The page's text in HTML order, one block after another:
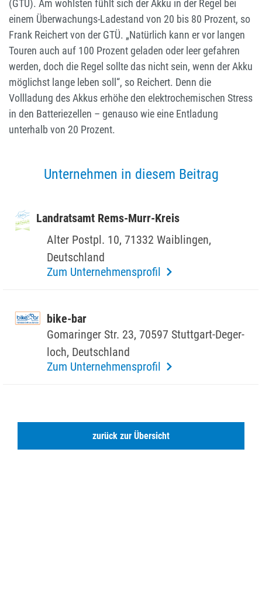
(GTÜ). Am wohlsten fühlt sich der Akku in der Regel bei
einem Überwachungs-Ladestand von 20 bis 80 Prozent, so
Frank Reichert von der GTÜ. „Natürlich kann er vor langen
Touren auch auf 100 Prozent geladen oder leer gefahren
werden, doch die Regel sollte das nicht sein, wenn der Akku
möglichst lange leben soll“, so Reichert. Denn die
Vollladung des Akkus erhöhe den elektrochemischen Stress
in den Batteriezellen – genauso wie eine Entladung
unterhalb von 20 Prozent.
Unternehmen in diesem Beitrag
Land­ratsamt Rems-Murr-Kreis
Alter Postpl. 10, 71332 Waib­lingen,
Deutsch­land
Zum Unternehmensprofil
bike-bar
Goma­ringer Str. 23, 70597 Stutt­gart-Deger­
loch, Deutsch­land
Zum Unternehmensprofil
zurück zur Übersicht